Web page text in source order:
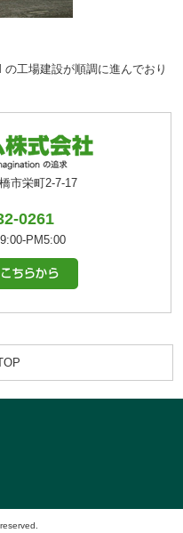
工場建設が順調に進んでおり
市栄町2-7-17
0261
PM5:00